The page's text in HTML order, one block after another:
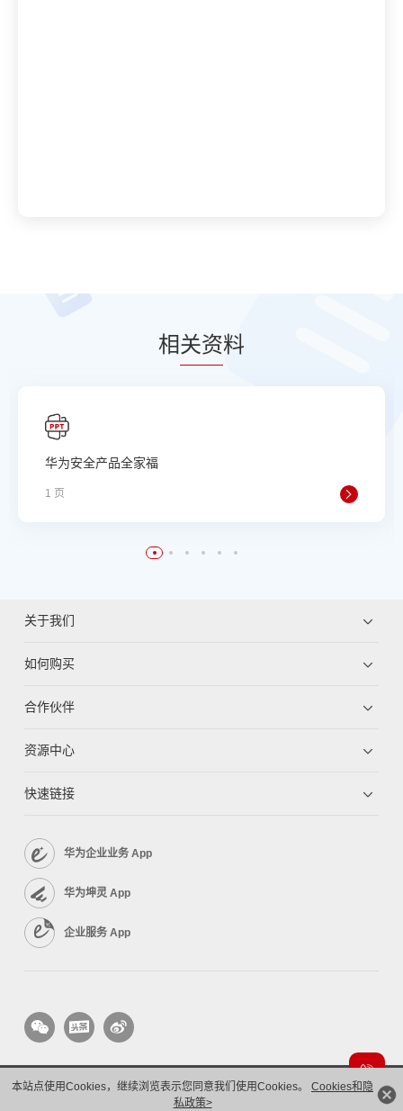
本站点使用Cookies，继续浏览表示您同意我们使用Cookies。 Cookies和隐
私政策>
相关资料
华为安全产品全家福
1 页
关于我们
如何购买
合作伙伴
资源中心
快速链接
华为企业业务 App
华为坤灵 App
企业服务 App
版权所有 © 华为技术有限公司 1998-2026。 保留一切权利。粤A2-20044005号
隐私保护
法律声明